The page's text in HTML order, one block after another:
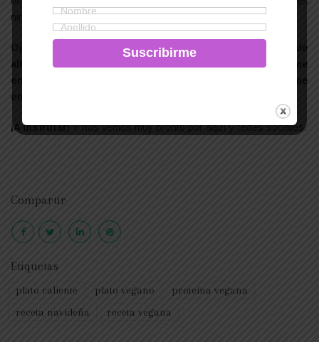
ninguna barbaridad, ¿no os parece?
Ojalá os animéis a probar en casa esta receta de
albóndigas veganas con crema de piñones y trufa y me
enseñéis esos resultados espectaculares etiquetándome
en
¡A disfrutar!Y nos vemos muy pronto por aquí y redes sociales.
Compartir
Etiquetas
plato caliente plato vegano
proteína vegana
receta navideña
receta vegana